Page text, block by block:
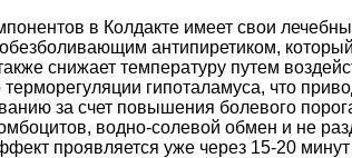
в Колдакте имеет свои
антипиретиком,
снижает температуру путем
терморегуляции гипоталамуса, что
за счет повышения болевого
водно-солевой обмен и не
проявляется уже через 15-20